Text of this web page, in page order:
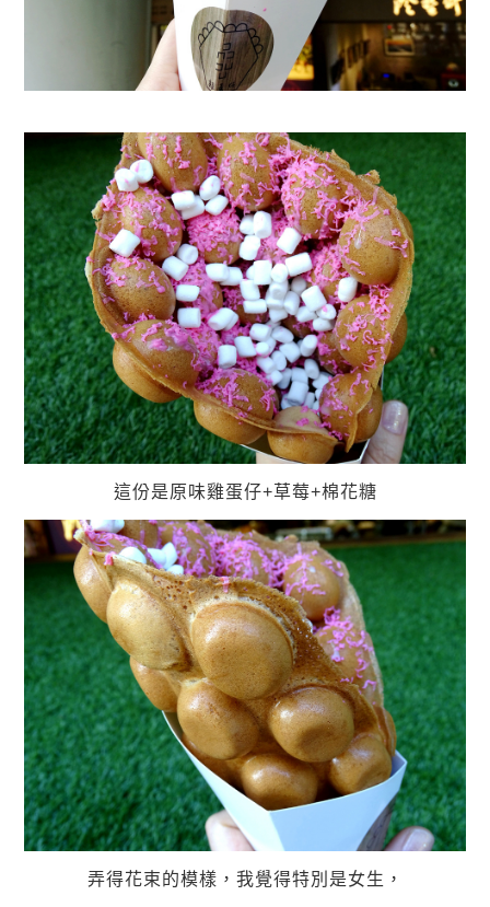
這份是原味雞蛋仔+草莓+棉花糖
弄得花束的模樣，我覺得特別是女生，